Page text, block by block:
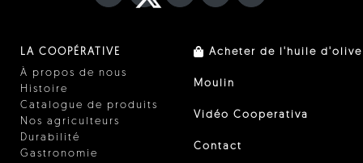
LA COOPÉRATIVE
À propos de nous
Histoire
Catalogue de produits
Nos agriculteurs
Durabilité
Gastronomie
Acheter de l'huile d'olive
Moulin
Vidéo Cooperativa
Contact